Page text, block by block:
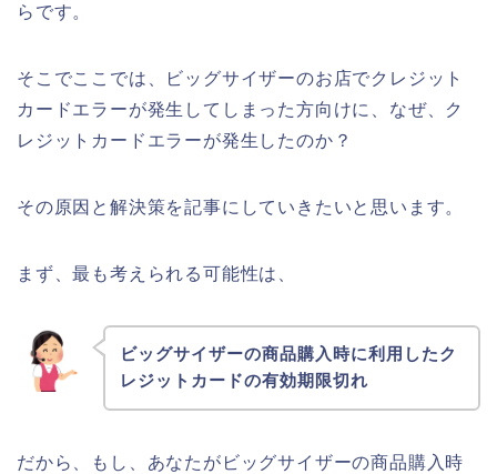
らです。
そこでここでは、ビッグサイザーのお店でクレジット
カードエラーが発生してしまった方向けに、なぜ、ク
レジットカードエラーが発生したのか？
その原因と解決策を記事にしていきたいと思います。
まず、最も考えられる可能性は、
ビッグサイザーの商品購入時に利用したク
レジットカードの有効期限切れ
だから、もし、あなたがビッグサイザーの商品購入時